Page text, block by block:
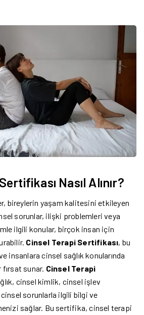
Nasıl Alınır?
bireylerin yaşam kalitesini etkileyen
sorunlar, ilişki problemleri veya
ilgili konular, birçok insan için
Cinsel Terapi Sertifikası, bu
insanlara cinsel sağlık konularında
fırsat sunar. Cinsel Terapi
cinsel kimlik, cinsel işlev
sorunlarla ilgili bilgi ve
sağlar. Bu sertifika, cinsel terapi